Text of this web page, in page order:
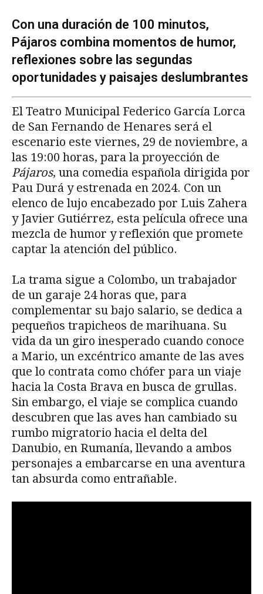
Con una duración de 100 minutos,
Pájaros combina momentos de humor,
reflexiones sobre las segundas
oportunidades y paisajes deslumbrantes
El Teatro Municipal Federico García Lorca
de San Fernando de Henares será el
escenario este viernes, 29 de noviembre, a
las 19:00 horas, para la proyección de
Pájaros, una comedia española dirigida por
Pau Durá y estrenada en 2024. Con un
elenco de lujo encabezado por Luis Zahera
y Javier Gutiérrez, esta película ofrece una
mezcla de humor y reflexión que promete
captar la atención del público.
La trama sigue a Colombo, un trabajador
de un garaje 24 horas que, para
complementar su bajo salario, se dedica a
pequeños trapicheos de marihuana. Su
vida da un giro inesperado cuando conoce
a Mario, un excéntrico amante de las aves
que lo contrata como chófer para un viaje
hacia la Costa Brava en busca de grullas.
Sin embargo, el viaje se complica cuando
descubren que las aves han cambiado su
rumbo migratorio hacia el delta del
Danubio, en Rumanía, llevando a ambos
personajes a embarcarse en una aventura
tan absurda como entrañable.